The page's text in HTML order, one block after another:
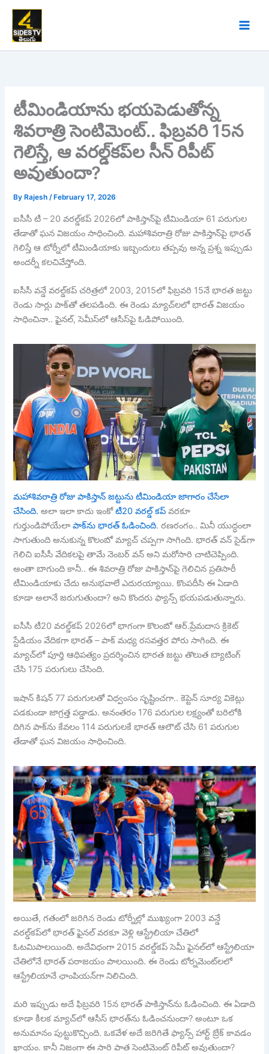
Skip
content
టీమిండియాను భయపెడుతోన్న
శివరాత్రి సెంటిమెంట్.. ఫిబ్రవరి 15న
గెలిస్తే, ఆ వరల్డ్‌కప్‌ల సీన్ రిపీట్
అవుతుందా?
By Rajesh/ February 17, 2026
ఐసీసీ టీ – 20 వరల్డ్‌కప్ 2026లో పాకిస్తాన్‌పై టీమిండియా 61 పరుగుల
తేడాతో ఘన విజయం సాధించింది. మహాశివరాత్రి రోజు పాకిస్తాన్‌పై భారత్
గెలిస్తే ఆ టోర్నీలో టీమిండియాకు ఇబ్బందులు తప్పవు అన్న ప్రశ్న ఇప్పుడు
అందర్నీ కలచివేస్తోంది.
ఐసీసీ వన్డే వరల్డ్‌కప్ చరిత్రలో 2003, 2015లో ఫిబ్రవరి 15నే భారత జట్టు
రెండు సార్లు పాక్‌తో తలపడింది. ఈ రెండు మ్యాచ్‌లలో భారత్ విజయం
సాధించినా.. ఫైనల్, సెమీస్‌లో ఆసీస్‌పై ఓడిపోయింది.
మహాశివరాత్రి రోజు పాకిస్తాన్ జట్టును టీమిండియా జాగారం చేసేలా
చేసింది. అలా ఇలా కాదు ఇంకోటీ20 వరల్డ్ కప్ వరకూ
గుర్తుండిపోయేలా పాక్‌ను భారత్ ఓడించింది. రణరంగం.. మినీ యుద్ధంలా
సాగుతుంది అనుకున్న కొలంబో మ్యాచ్ చప్పగా సాగింది. భారత్ వన్ సైడ్‌గా
గెలిచి ఐసీసీ వేదికలపై తామే నెంబర్ వన్ అని మరోసారి చాటిచెప్పింది.
అంతా బాగుంది కానీ.. ఈ శివరాత్రి రోజు పాకిస్తాన్‌పై గెలిచిన ప్రతిసారీ
టీమిండియాకు చేదు అనుభవాలే ఎదురయ్యాయి. కొంపదీసి ఈ ఏడాది
కూడా అలానే జరుగుతుందా? అని కొందరు ఫ్యాన్స్ భయపడుతున్నారు.
ఐసీసీ టీ20 వరల్డ్‌కప్ 2026లో భాగంగా కొలంబో ఆర్.ప్రేమదాస క్రికెట్
స్టేడియం వేదికగా భారత్ – పాక్ మధ్య రసవత్తర పోరు సాగింది. ఈ
మ్యాచ్‌లో పూర్తి ఆధిపత్యం ప్రదర్శించిన భారత జట్టు తొలుత బ్యాటింగ్
చేసి 175 పరుగులు చేసింది.
ఇషాన్ కిషన్ 77 పరుగులతో విధ్వంసం సృష్టించగా.. కెప్టెన్ సూర్య వికెట్లు
పడకుండా జాగ్రత్త పడ్డాడు. అనంతరం 176 పరుగుల లక్ష్యంతో బరిలోకి
దిగిన పాక్‌ను కేవలం 114 పరుగులకే భారత్ ఆలౌట్ చేసి 61 పరుగుల
తేడాతో ఘన విజయం సాధించింది.
అయితే, గతంలో జరిగిన రెండు టోర్నీల్లో ముఖ్యంగా 2003 వన్డే
వరల్డ్‌‌కప్‌లో భారత్ ఫైనల్ వరకూ వెళ్లి ఆస్ట్రేలియా చేతిలో
ఓటమిపాలయింది. అదేవిధంగా 2015 వరల్డ్‌కప్ సెమీ ఫైనల్‌‌లో ఆస్ట్రేలియా
చేతిలోనే భారత్ పరాజయం పాలయింది. ఈ రెండు టోర్నమెంట్‌లలో
ఆస్ట్రేలియానే ఛాంపియన్‌గా నిలిచింది.
మరి ఇప్పుడు అదే ఫిబ్రవరి 15న భారత్ పాకిస్తాన్‌ను ఓడించింది. ఈ ఏడాది
కూడా కీలక మ్యాచ్‌లో ఆసీస్ భారత్‌ను ఓడించనుందా? అంటూ ఒక
అనుమానం పుట్టుకొచ్చింది. ఒకవేళ అదే జరిగితే ఫ్యాన్స్ హార్ట్ బ్రేక్ కావడం
ఖాయం. కానీ నిజంగా ఈ సారి పాత సెంటిమెంట్ రిపీట్ అవుతుందా?